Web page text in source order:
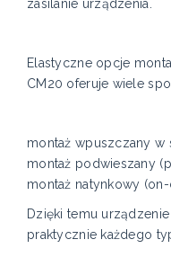
zasilanie urządzenia.
Elastyczne opcje
CM20 oferuje wiele
montaż wpuszczany w
montaż podwieszany
montaż natynkowy (on-
Dzięki temu
praktycznie każdego